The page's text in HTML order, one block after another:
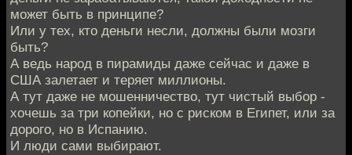
может быть в принципе?
Или у тех, кто деньги несли, должны были мозги
быть?
А ведь народ в пирамиды даже сейчас и даже в
США залетает и теряет миллионы.
А тут даже не мошенничество, тут чистый выбор -
хочешь за три копейки, но с риском в Египет, или за
дорого, но в Испанию.
И люди сами выбирают.